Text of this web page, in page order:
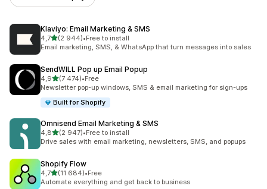
Klaviyo: Email Marketing & SMS
4,7av 5 stjerner
(2 944)
Totalt 2944 omtaler
•Free to install
Email marketing, SMS, & WhatsApp that turn messages into sales
SendWILL Pop up Email Popup
4,9av 5 stjerner
(7 474)
Totalt 7474 omtaler
•Free
Newsletter pop-up windows, SMS & email marketing for sign-ups
Built for Shopify
Omnisend Email Marketing & SMS
4,8av 5 stjerner
(2 947)
Totalt 2947 omtaler
•Free to install
Drive sales with email marketing, newsletters, SMS, and popups
Shopify Flow
4,7av 5 stjerner
(11 684)
Totalt 11684 omtaler
•Free
Automate everything and get back to business